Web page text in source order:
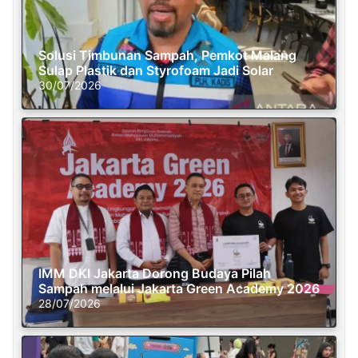
Solusi Timbunan Sampah, Pemkot Malang
Sulap Plastik dan Styrofoam Jadi Solar
30/07/2026
IMM DKI Jakarta Dorong Budaya Pilah
Sampah melalui Jakarta Green Academy 2026
28/07/2026